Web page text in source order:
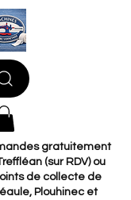
gratuitement
(sur RDV) ou
de collecte de
Plouhinec et